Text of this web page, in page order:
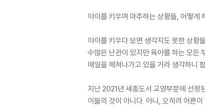
아이를 키우며 마주하는 상황들, 어떻게
아이를 키우다 보면 생각지도 못한 상황
수많은 난관이 있지만 육아를 하는 모든
매일을 헤쳐나가고 있을 거라 생각하니
지난 2021년 세종도서 교양부문에 선정
이들의 것이 아니다. 아니, 오히려 어른